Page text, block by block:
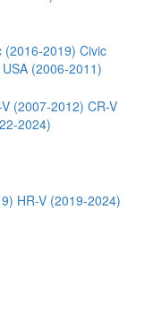
(2016-2019) Civic
(2006-2011)
(2007-2012) CR-V
2024)
HR-V (2019-2024)